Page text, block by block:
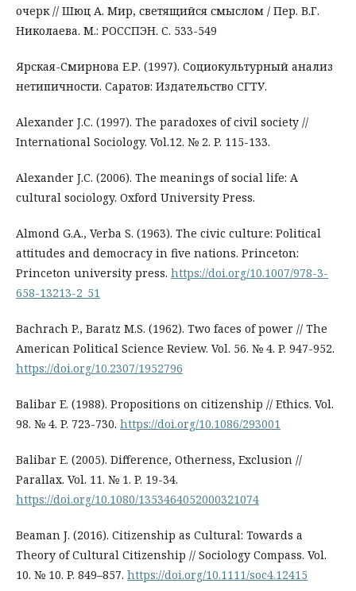
очерк // Шюц А. Мир, светящийся смыслом / Пер. В.Г.
Николаева. М.: РОССПЭН. С. 533-549
Ярская-Смирнова Е.Р. (1997). Социокультурный анализ
нетипичности. Саратов: Издательство СГТУ.
Alexander J.C. (1997). The paradoxes of civil society //
International Sociology. Vol.12. № 2. P. 115-133.
Alexander J.C. (2006). The meanings of social life: A
cultural sociology. Oxford University Press.
Almond G.A., Verba S. (1963). The civic culture: Political
attitudes and democracy in five nations. Princeton:
Princeton university press. https://doi.org/10.1007/978-3-
658-13213-2_51
Bachrach P., Baratz M.S. (1962). Two faces of power // The
American Political Science Review. Vol. 56. № 4. P. 947-952.
https://doi.org/10.2307/1952796
Balibar E. (1988). Propositions on citizenship // Ethics. Vol.
98. № 4. P. 723-730. https://doi.org/10.1086/293001
Balibar E. (2005). Difference, Otherness, Exclusion //
Parallax. Vol. 11. № 1. P. 19-34.
https://doi.org/10.1080/1353464052000321074
Beaman J. (2016). Citizenship as Cultural: Towards a
Theory of Cultural Citizenship // Sociology Compass. Vol.
10. № 10. P. 849–857. https://doi.org/10.1111/soc4.12415